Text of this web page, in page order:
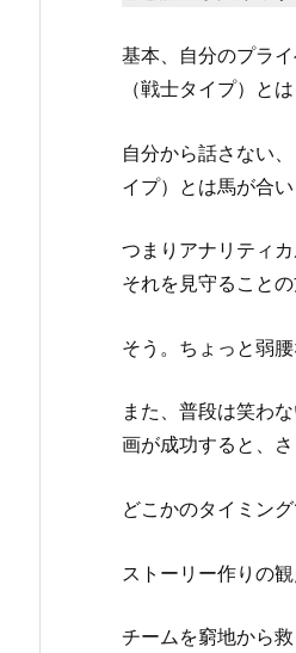
基本、自分のプラ
（戦士タイプ）と
自分から話さない
イプ）とは馬が合い
つまりアナリティ
それを見守ること
そう。ちょっと弱腰
また、普段は笑わ
画が成功すると、
どこかのタイミン
ストーリー作りの
チームを窮地から